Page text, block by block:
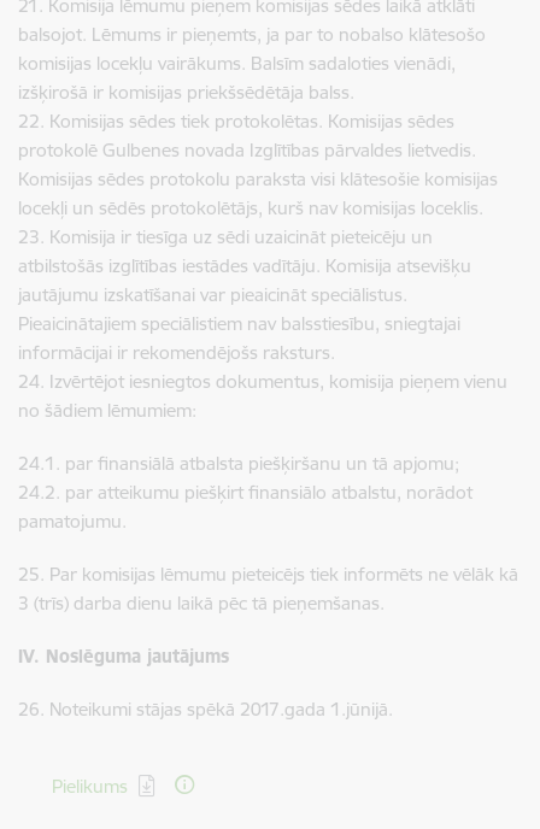
21. Komisija lēmumu pieņem komisijas sēdes laikā atklāti
balsojot. Lēmums ir pieņemts, ja par to nobalso klātesošo
komisijas locekļu vairākums. Balsīm sadaloties vienādi,
izšķirošā ir komisijas priekšsēdētāja balss.
22. Komisijas sēdes tiek protokolētas. Komisijas sēdes
protokolē Gulbenes novada Izglītības pārvaldes lietvedis.
Komisijas sēdes protokolu paraksta visi klātesošie komisijas
locekļi un sēdēs protokolētājs, kurš nav komisijas loceklis.
23. Komisija ir tiesīga uz sēdi uzaicināt pieteicēju un
atbilstošās izglītības iestādes vadītāju. Komisija atsevišķu
jautājumu izskatīšanai var pieaicināt speciālistus.
Pieaicinātajiem speciālistiem nav balsstiesību, sniegtajai
informācijai ir rekomendējošs raksturs.
24. Izvērtējot iesniegtos dokumentus, komisija pieņem vienu
no šādiem lēmumiem:
24.1. par finansiālā atbalsta piešķiršanu un tā apjomu;
24.2. par atteikumu piešķirt finansiālo atbalstu, norādot
pamatojumu.
25. Par komisijas lēmumu pieteicējs tiek informēts ne vēlāk kā
3 (trīs) darba dienu laikā pēc tā pieņemšanas.
IV. Noslēguma jautājums
26. Noteikumi stājas spēkā 2017.gada 1.jūnijā.
Lejupielādēt:
Pielikums